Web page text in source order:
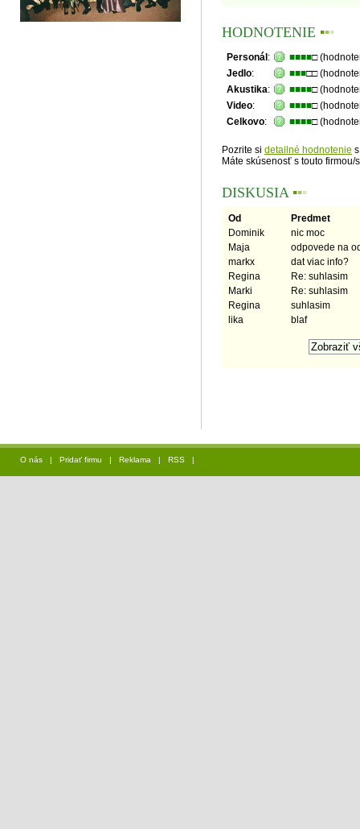
HODNOTENIE ▪▪▪
Personál : ■■■■□
Jedlo: ■■■□□
Akustika: ■■■■□
Video: ■■■■□
Celkovo: ■■■■□
Pozrite si detailné hodnotenie
Máte skúsenosť s touto
DISKUSIA ▪▪▪
Od
Predmet
Dominik
nic moc
Maja
odpovede na
markx
dat viac info?
Regina
Re: suhlasim
Marki
Re: suhlasim
Regina
suhlasim
lika
blaf
O nás | Pridať firmu | Reklama | RSS |